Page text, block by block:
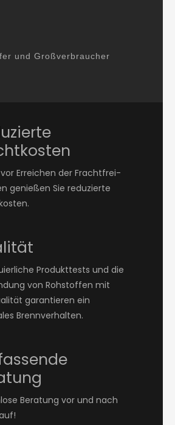
und Großverbraucher
Erreichen der Frachtfrei-
genießen Sie reduzierte
Produkttests und die
von Rohstoffen mit
garantieren ein
Brennverhalten.
Beratung vor und nach